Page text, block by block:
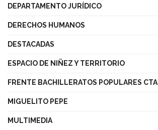
DEPARTAMENTO JURÍDICO
DERECHOS HUMANOS
DESTACADAS
ESPACIO DE NIÑEZ Y TERRITORIO
FRENTE BACHILLERATOS POPULARES CTA
MIGUELITO PEPE
MULTIMEDIA